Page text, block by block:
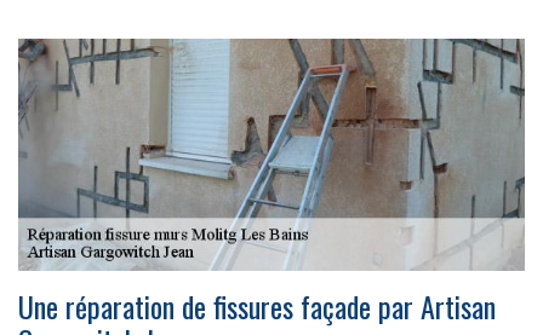
Une réparation de fissures façade par Artisan